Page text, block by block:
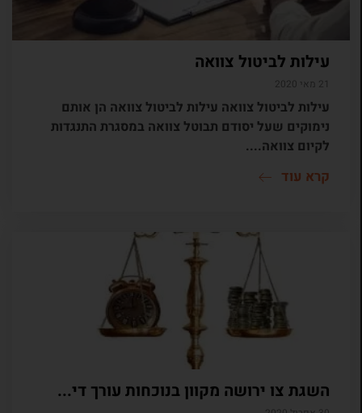
עילות לביטול צוואה
21 מאי 2020
עילות לביטול צוואה עילות לביטול צוואה הן אותם
נימוקים שעל יסודם תבוטל צוואה במסגרת התנגדות
לקיום צוואה....
קרא עוד
השגת צו ירושה מקוון בנוכחות עורך די...